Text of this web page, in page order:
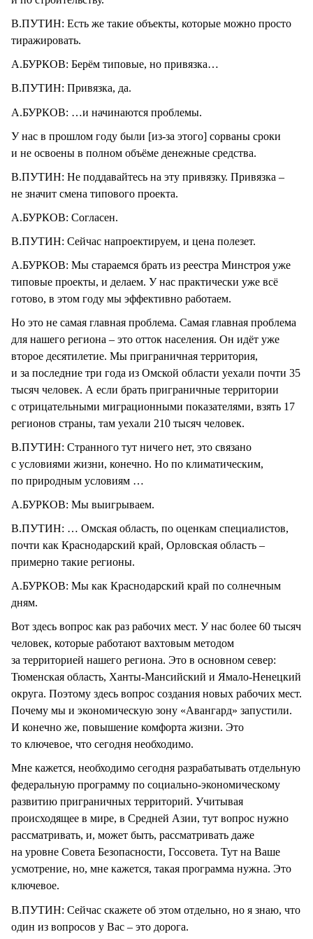
В.ПУТИН: Есть же такие объекты, которые можно просто
тиражировать.
А.БУРКОВ: Берём типовые, но привязка…
В.ПУТИН: Привязка, да.
А.БУРКОВ: …и начинаются проблемы.
У нас в прошлом году были [из-за этого] сорваны сроки
и не освоены в полном объёме денежные средства.
В.ПУТИН: Не поддавайтесь на эту привязку. Привязка –
не значит смена типового проекта.
А.БУРКОВ: Согласен.
В.ПУТИН: Сейчас напроектируем, и цена полезет.
А.БУРКОВ: Мы стараемся брать из реестра Минстроя уже
типовые проекты, и делаем. У нас практически уже всё
готово, в этом году мы эффективно работаем.
Но это не самая главная проблема. Самая главная проблема
для нашего региона – это отток населения. Он идёт уже
второе десятилетие. Мы приграничная территория,
и за последние три года из Омской области уехали почти 35
тысяч человек. А если брать приграничные территории
с отрицательными миграционными показателями, взять 17
регионов страны, там уехали 210 тысяч человек.
В.ПУТИН: Странного тут ничего нет, это связано
с условиями жизни, конечно. Но по климатическим,
по природным условиям …
А.БУРКОВ: Мы выигрываем.
В.ПУТИН: … Омская область, по оценкам специалистов,
почти как Краснодарский край, Орловская область –
примерно такие регионы.
А.БУРКОВ: Мы как Краснодарский край по солнечным
дням.
Вот здесь вопрос как раз рабочих мест. У нас более 60 тысяч
человек, которые работают вахтовым методом
за территорией нашего региона. Это в основном север:
Тюменская область, Ханты-Мансийский и Ямало-Ненецкий
округа. Поэтому здесь вопрос создания новых рабочих мест.
Почему мы и экономическую зону «Авангард» запустили.
И конечно же, повышение комфорта жизни. Это
то ключевое, что сегодня необходимо.
Мне кажется, необходимо сегодня разрабатывать отдельную
федеральную программу по социально-экономическому
развитию приграничных территорий. Учитывая
происходящее в мире, в Средней Азии, тут вопрос нужно
рассматривать, и, может быть, рассматривать даже
на уровне Совета Безопасности, Госсовета. Тут на Ваше
усмотрение, но, мне кажется, такая программа нужна. Это
ключевое.
В.ПУТИН: Сейчас скажете об этом отдельно, но я знаю, что
один из вопросов у Вас – это дорога.